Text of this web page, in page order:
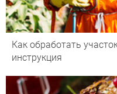
Как обработать
инструкция